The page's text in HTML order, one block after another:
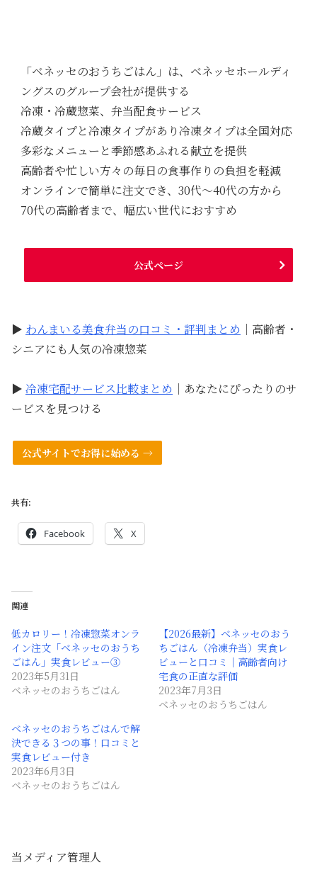
「ベネッセのおうちごはん」は、ベネッセホールディ
ングスのグループ会社が提供する
冷凍・冷蔵惣菜、弁当配食サービス
冷蔵タイプと冷凍タイプがあり冷凍タイプは全国対応
多彩なメニューと季節感あふれる献立を提供
高齢者や忙しい方々の毎日の食事作りの負担を軽減
オンラインで簡単に注文でき、30代〜40代の方から
70代の高齢者まで、幅広い世代におすすめ
公式ページ
▶ わんまいる美食弁当の口コミ・評判まとめ ｜高齢者・
シニアにも人気の冷凍惣菜
▶ 冷凍宅配サービス比較まとめ ｜あなたにぴったりのサ
ービスを見つける
公式サイトでお得に始める →
共有:
Facebook X
関連
低カロリー！冷凍惣菜オンラ
イン注文「ベネッセのおうち
ごはん」実食レビュー③
2023年5月31日
ベネッセのおうちごはん
【2026最新】ベネッセのおう
ちごはん（冷凍弁当）実食レ
ビューと口コミ｜高齢者向け
宅食の正直な評価
2023年7月3日
ベネッセのおうちごはん
ベネッセのおうちごはんで解
決できる３つの事！口コミと
実食レビュー付き
2023年6月3日
ベネッセのおうちごはん
当メディア管理人